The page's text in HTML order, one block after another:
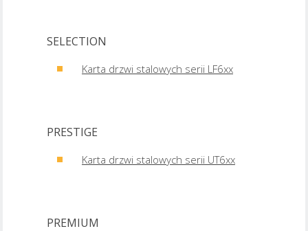
SELECTION
Karta drzwi stalowych serii LF6xx
PRESTIGE
Karta drzwi stalowych serii UT6xx
PREMIUM